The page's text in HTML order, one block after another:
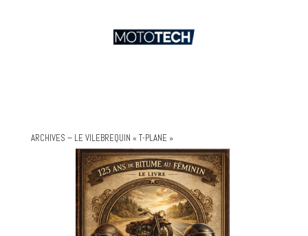
ARCHIVES – LE VILEBREQUIN « T-PLANE »